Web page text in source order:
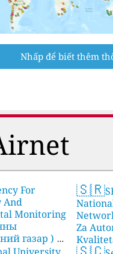
Nhấp để biết thêm
For
And
Monitoring
газар ) 21
🇸🇷
Za